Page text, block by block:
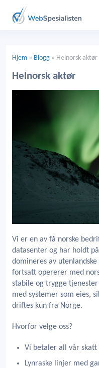
Hjem » Blogg » Helnorsk aktør
Helnorsk aktør
Vi er en av få norske
datasenter og har holdt
domineres av
fortsatt opererer med
stabile og trygge
med systemer som eies,
driftes kun fra Norge.
Hvorfor velge oss?
Vi betaler all vår
Lynraske linjer med